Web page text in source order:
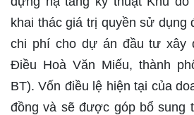
khai thác giá trị quyền sử dụng
chi phí cho dự án đầu tư xây
Điều Hoà Văn Miếu, thành
BT). Vốn điều lệ hiện tại của
đồng và sẽ được góp bổ sung